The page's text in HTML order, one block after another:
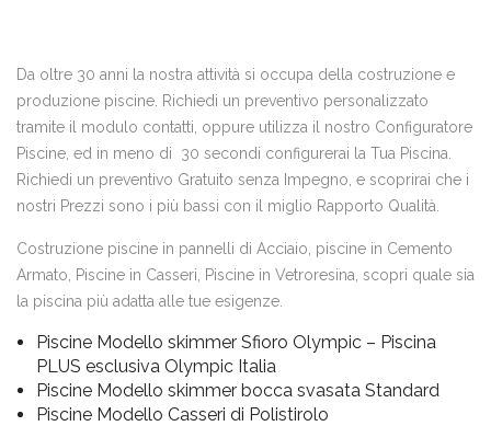
Da oltre 30 anni la nostra attività si occupa della costruzione e
produzione piscine. Richiedi un preventivo personalizzato
tramite il modulo contatti, oppure utilizza il nostro Configuratore
Piscine, ed in meno di 30 secondi configurerai la Tua Piscina.
Richiedi un preventivo Gratuito senza Impegno, e scoprirai che i
nostri Prezzi sono i più bassi con il miglio Rapporto Qualità.
Costruzione piscine in pannelli di Acciaio, piscine in Cemento
Armato, Piscine in Casseri, Piscine in Vetroresina, scopri quale sia
la piscina più adatta alle tue esigenze.
Piscine Modello skimmer Sfioro Olympic – Piscina
PLUS esclusiva Olympic Italia
Piscine Modello skimmer bocca svasata Standard
Piscine Modello Casseri di Polistirolo